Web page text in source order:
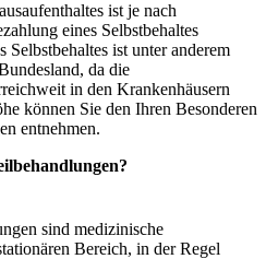
ist je nach
eines Selbstbehaltes
ist unter anderem
da die
in den Krankenhäusern
können Sie den Ihren Besonderen
entnehmen.
sind medizinische
Bereich, in der Regel